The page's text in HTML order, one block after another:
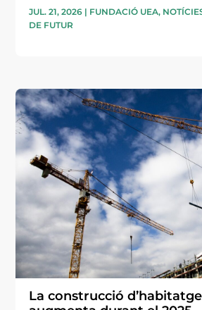
JUL. 21, 2026 | FUNDACIÓ UEA,
DE FUTUR
La construcció